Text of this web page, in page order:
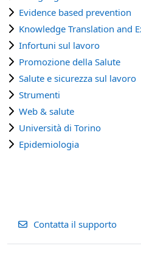
Evidence based prevention
Knowledge Translation and
Infortuni sul lavoro
Promozione della Salute
Salute e sicurezza sul lavoro
Strumenti
Web & salute
Università di Torino
Epidemiologia
Contatta il supporto